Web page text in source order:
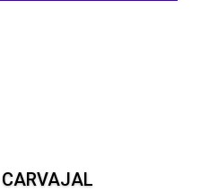
CARVAJAL